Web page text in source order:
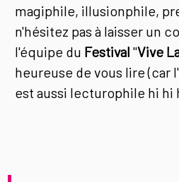
magiphile, illusionphile,
n'hésitez pas à laisser un
l'équipe du Festival "Vive
heureuse de vous lire (car
est aussi lecturophile hi hi